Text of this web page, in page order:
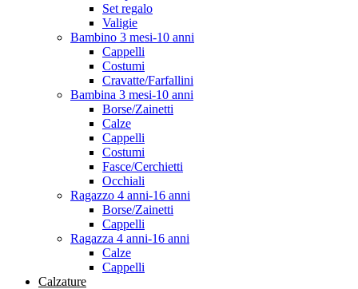
Set regalo
Valigie
Bambino 3 mesi-10 anni
Cappelli
Costumi
Cravatte/Farfallini
Bambina 3 mesi-10 anni
Borse/Zainetti
Calze
Cappelli
Costumi
Fasce/Cerchietti
Occhiali
Ragazzo 4 anni-16 anni
Borse/Zainetti
Cappelli
Ragazza 4 anni-16 anni
Calze
Cappelli
Calzature